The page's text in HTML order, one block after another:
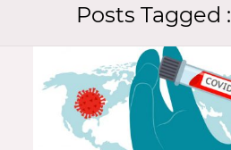
Posts Tagged :